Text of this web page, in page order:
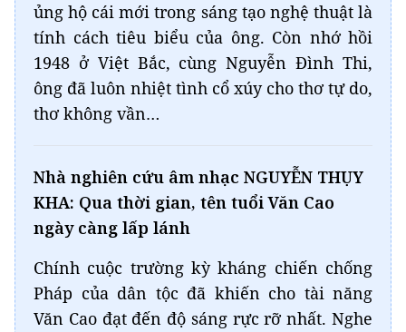
ủng hộ cái mới trong sáng tạo nghệ thuật là
tính cách tiêu biểu của ông. Còn nhớ hồi
1948 ở Việt Bắc, cùng Nguyễn Đình Thi,
ông đã luôn nhiệt tình cổ xúy cho thơ tự do,
thơ không vần…
Nhà nghiên cứu âm nhạc NGUYỄN THỤY
KHA: Qua thời gian, tên tuổi Văn Cao
ngày càng lấp lánh
Chính cuộc trường kỳ kháng chiến chống
Pháp của dân tộc đã khiến cho tài năng
Văn Cao đạt đến độ sáng rực rỡ nhất. Nghe